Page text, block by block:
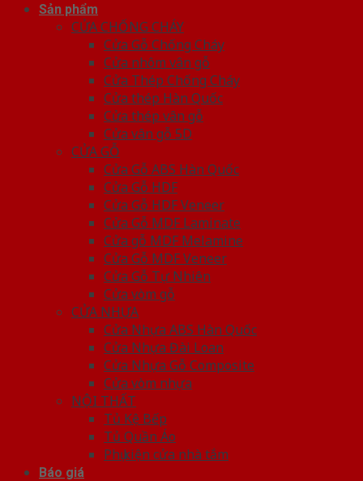
Sản phẩm
CỬA CHỐNG CHÁY
Cửa Gỗ Chống Cháy
Cửa nhôm vân gỗ
Cửa Thép Chống Cháy
Cửa thép Hàn Quốc
Cửa thép vân gỗ
Cửa vân gỗ 5D
CỬA GỖ
Cửa Gỗ ABS Hàn Quốc
Cửa Gỗ HDF
Cửa Gỗ HDF Veneer
Cửa Gỗ MDF Laminate
Cửa gỗ MDF Melamine
Cửa Gỗ MDF Veneer
Cửa Gỗ Tự Nhiên
Cửa vòm gỗ
CỬA NHỰA
Cửa Nhựa ABS Hàn Quốc
Cửa Nhựa Đài Loan
Cửa Nhựa Gỗ Composite
Cửa vòm nhựa
NỘI THẤT
Tủ Kệ Bếp
Tủ Quần Áo
Phụ kiện cửa nhà tắm
Báo giá